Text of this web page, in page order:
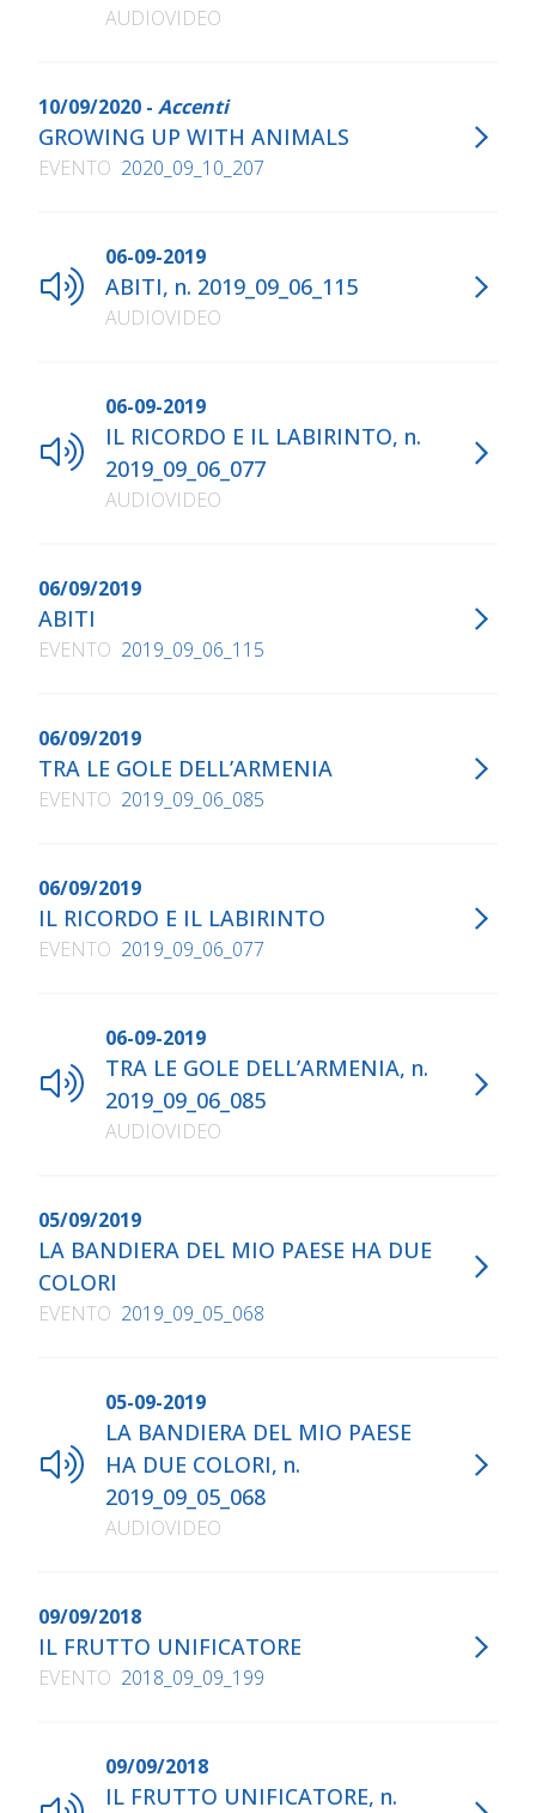
AUDIOVIDEO
10/09/2020 - Accenti
GROWING UP WITH ANIMALS
EVENTO 2020_09_10_207
06-09-2019
ABITI, n. 2019_09_06_115
AUDIOVIDEO
06-09-2019
IL RICORDO E IL LABIRINTO, n.
2019_09_06_077
AUDIOVIDEO
06/09/2019
ABITI
EVENTO 2019_09_06_115
06/09/2019
TRA LE GOLE DELL’ARMENIA
EVENTO 2019_09_06_085
06/09/2019
IL RICORDO E IL LABIRINTO
EVENTO 2019_09_06_077
06-09-2019
TRA LE GOLE DELL’ARMENIA, n.
2019_09_06_085
AUDIOVIDEO
05/09/2019
LA BANDIERA DEL MIO PAESE HA DUE
COLORI
EVENTO 2019_09_05_068
05-09-2019
LA BANDIERA DEL MIO PAESE
HA DUE COLORI, n.
2019_09_05_068
AUDIOVIDEO
09/09/2018
IL FRUTTO UNIFICATORE
EVENTO 2018_09_09_199
09/09/2018
IL FRUTTO UNIFICATORE, n.